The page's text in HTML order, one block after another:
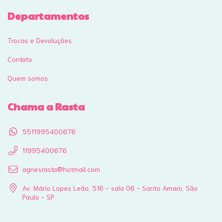
Departamentos
Trocas e Devoluções
Contato
Quem somos
Chama a Rasta
5511995400676
11995400676
agnesrasta@hotmail.com
Av. Mário Lopes Leão, 516 - sala 06 - Santo Amaro, São
Paulo - SP